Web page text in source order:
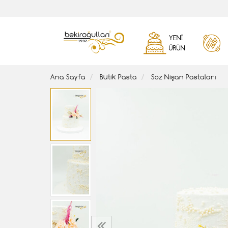
YENI
ÜRÜN
Ana Sayfa Butik Pasta Söz Nişan Pastaları